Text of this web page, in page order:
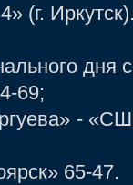
(г.
дня
69;
-
65-47.